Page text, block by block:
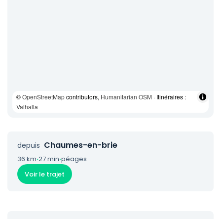
©OpenStreetMapcontributors, Humanitarian OSM · Itinéraires :
Valhalla
depuis Chaumes-en-brie
36 km·27 min·péages
Voir le trajet